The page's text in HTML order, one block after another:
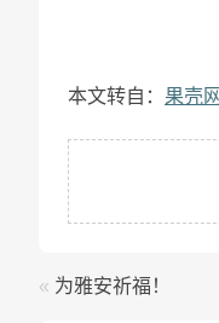
本文转自： 果壳网
« 为雅安祈福！